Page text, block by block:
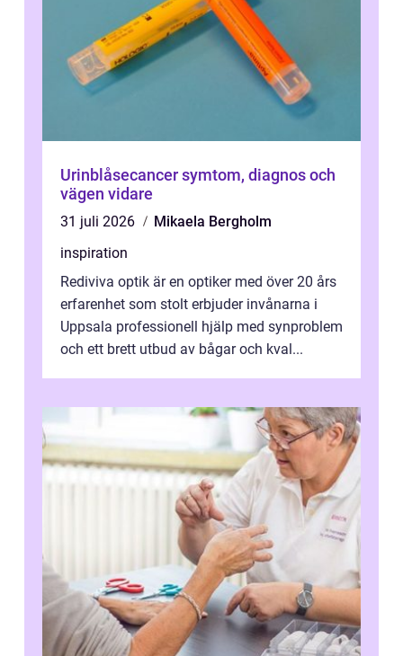
Urinblåsecancer symtom, diagnos och
vägen vidare
31 juli 2026
Mikaela Bergholm
inspiration
Rediviva optik är en optiker med över 20 års
erfarenhet som stolt erbjuder invånarna i
Uppsala professionell hjälp med synproblem
och ett brett utbud av bågar och kval...